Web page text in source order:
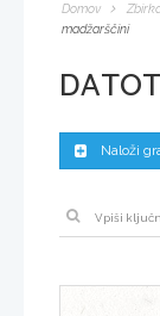
Domov
madžarščini
Naloži